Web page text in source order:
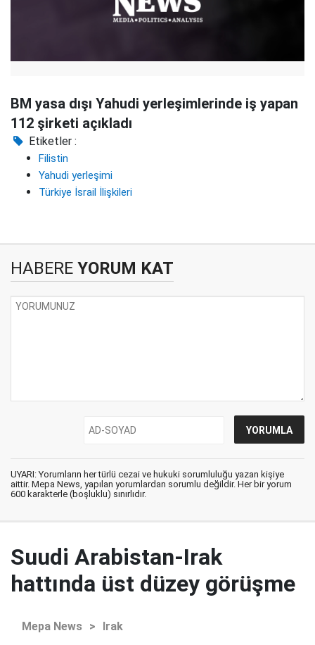
BM yasa dışı Yahudi yerleşimlerinde iş yapan
112 şirketi açıkladı
Etiketler :
Filistin
Yahudi yerleşimi
Türkiye İsrail İlişkileri
HABERE YORUM KAT
UYARI: Yorumların her türlü cezai ve hukuki sorumluluğu yazan kişiye
aittir. Mepa News, yapılan yorumlardan sorumlu değildir. Her bir yorum
600 karakterle (boşluklu) sınırlıdır.
Suudi Arabistan-Irak
hattında üst düzey görüşme
Mepa News > Irak